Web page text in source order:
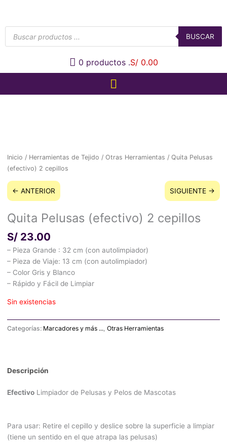
Búsqueda
productos
BUSCAR
0 productos .S/ 0.00
Inicio / Herramientas de Tejido / Otras Herramientas / Quita Pelusas
(efectivo) 2 cepillos
← ANTERIOR SIGUIENTE →
Quita Pelusas (efectivo) 2 cepillos
S/23.00
– Pieza Grande : 32 cm (con autolimpiador)
– Pieza de Viaje: 13 cm (con autolimpiador)
– Color Gris y Blanco
– Rápido y Fácil de Limpiar
Sin existencias
Categorías: Marcadores y más ... Otras Herramientas
Descripción
EfectivoLimpiador de Pelusas y Pelos de Mascotas
Para usar: Retire el cepillo y deslice sobre la superficie a limpiar
(tiene un sentido en el que atrapa las pelusas)